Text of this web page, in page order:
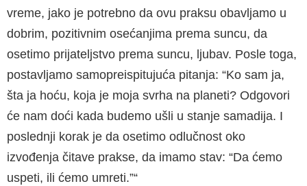
vreme, jako je potrebno da ovu praksu obavljamo u
dobrim, pozitivnim osećanjima prema suncu, da
osetimo prijateljstvo prema suncu, ljubav. Posle toga,
postavljamo samopreispitujuća pitanja: “Ko sam ja,
šta ja hoću, koja je moja svrha na planeti? Odgovori
će nam doći kada budemo ušli u stanje samadija. I
poslednji korak je da osetimo odlučnost oko
izvođenja čitave prakse, da imamo stav: “Da ćemo
uspeti, ili ćemo umreti.”“